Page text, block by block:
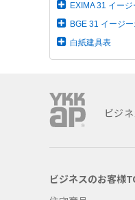
EXIMA 31 イー
BGE 31 イージ
白紙建具表
ビジ
ビジネスのお客様